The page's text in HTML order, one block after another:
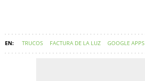
TRUCOS FACTURA DE LA LUZ GOOGLE APPS